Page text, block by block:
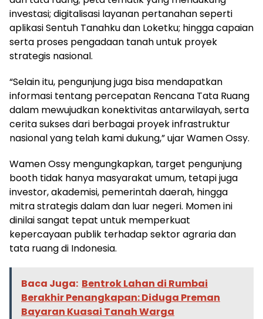
investasi; digitalisasi layanan pertanahan seperti
aplikasi Sentuh Tanahku dan Loketku; hingga capaian
serta proses pengadaan tanah untuk proyek
strategis nasional.
“Selain itu, pengunjung juga bisa mendapatkan
informasi tentang percepatan Rencana Tata Ruang
dalam mewujudkan konektivitas antarwilayah, serta
cerita sukses dari berbagai proyek infrastruktur
nasional yang telah kami dukung,” ujar Wamen Ossy.
Wamen Ossy mengungkapkan, target pengunjung
booth tidak hanya masyarakat umum, tetapi juga
investor, akademisi, pemerintah daerah, hingga
mitra strategis dalam dan luar negeri. Momen ini
dinilai sangat tepat untuk memperkuat
kepercayaan publik terhadap sektor agraria dan
tata ruang di Indonesia.
Baca Juga: Bentrok Lahan di Rumbai
Berakhir Penangkapan: Diduga Preman
Bayaran Kuasai Tanah Warga